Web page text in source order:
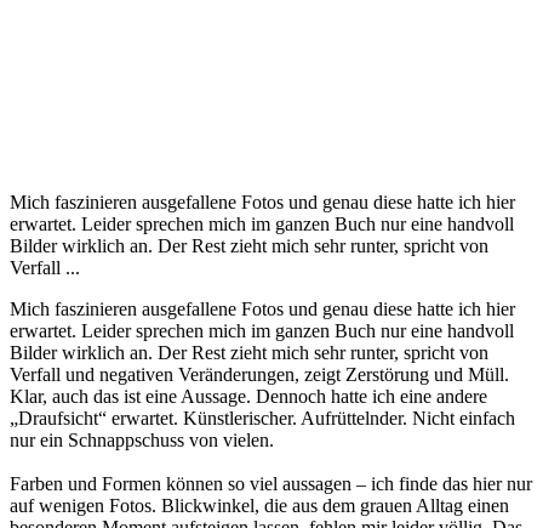
Mich faszinieren ausgefallene Fotos und genau diese hatte ich hier
erwartet. Leider sprechen mich im ganzen Buch nur eine handvoll
Bilder wirklich an. Der Rest zieht mich sehr runter, spricht von
Verfall ...
Mich faszinieren ausgefallene Fotos und genau diese hatte ich hier
erwartet. Leider sprechen mich im ganzen Buch nur eine handvoll
Bilder wirklich an. Der Rest zieht mich sehr runter, spricht von
Verfall und negativen Veränderungen, zeigt Zerstörung und Müll.
Klar, auch das ist eine Aussage. Dennoch hatte ich eine andere
„Draufsicht“ erwartet. Künstlerischer. Aufrüttelnder. Nicht einfach
nur ein Schnappschuss von vielen.
Farben und Formen können so viel aussagen – ich finde das hier nur
auf wenigen Fotos. Blickwinkel, die aus dem grauen Alltag einen